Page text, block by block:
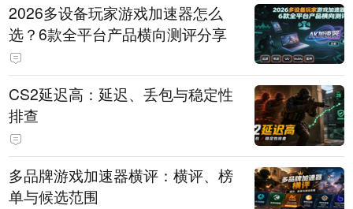
2026多设备玩家游戏加速器怎么
选？6款全平台产品横向测评分享
CS2延迟高：延迟、丢包与稳定性
排查
多品牌游戏加速器横评：横评、榜
单与候选范围